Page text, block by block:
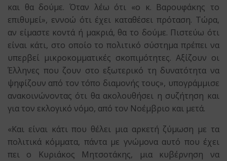
και θα δούμε. Όταν λέω ότι «ο κ. Βαρουφάκης το
επιθυμεί», εννοώ ότι έχει καταθέσει πρόταση. Τώρα,
αν είμαστε κοντά ή μακριά, θα το δούμε. Πιστεύω ότι
είναι κάτι, στο οποίο το πολιτικό σύστημα πρέπει να
υπερβεί μικροκομματικές σκοπιμότητες. Αξίζουν οι
Έλληνες που ζουν στο εξωτερικό τη δυνατότητα να
ψηφίζουν από τον τόπο διαμονής τους», υπογράμμισε
ανακοινώνοντας ότι θα ακολουθήσει η συζήτηση και
για τον εκλογικό νόμο, από τον Νοέμβριο και μετά.
«Και είναι κάτι που θέλει μια αρκετή ζύμωση με τα
πολιτικά κόμματα, πάντα με γνώμονα αυτό που έχει
πει ο Κυριάκος Μητσοτάκης, μια κυβέρνηση να